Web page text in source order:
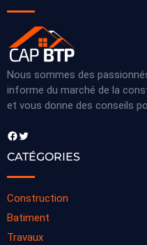
Nous sommes des
informe du marché de la
et vous donne des conseils
Facebook Twitter
CATÉGORIES
Construction
Batiment
Travaux